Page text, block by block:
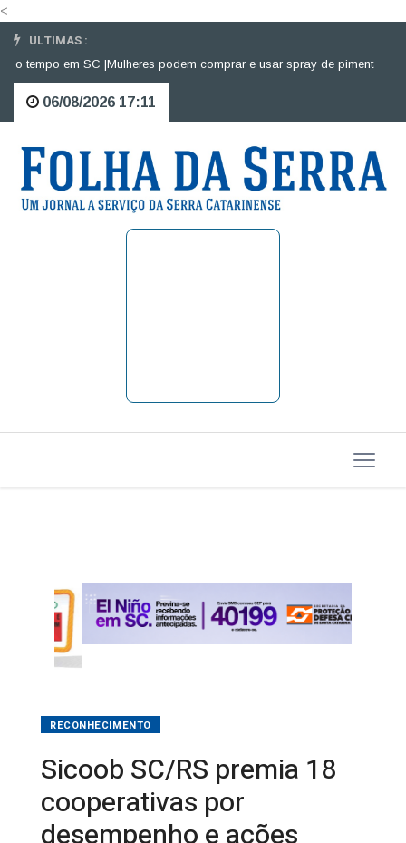
<
ULTIMAS :
em SC | Mulheres podem comprar e usar spray de pimenta para
06/08/2026 17:11
Sicoob SC/RS premia 18
cooperativas por
desempenho e ações